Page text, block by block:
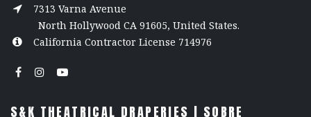
7313 Varna Avenue
North Hollywood CA 91605, United States.
California Contractor License 714976
S&K THEATRICAL DRAPERIES | SOBRE